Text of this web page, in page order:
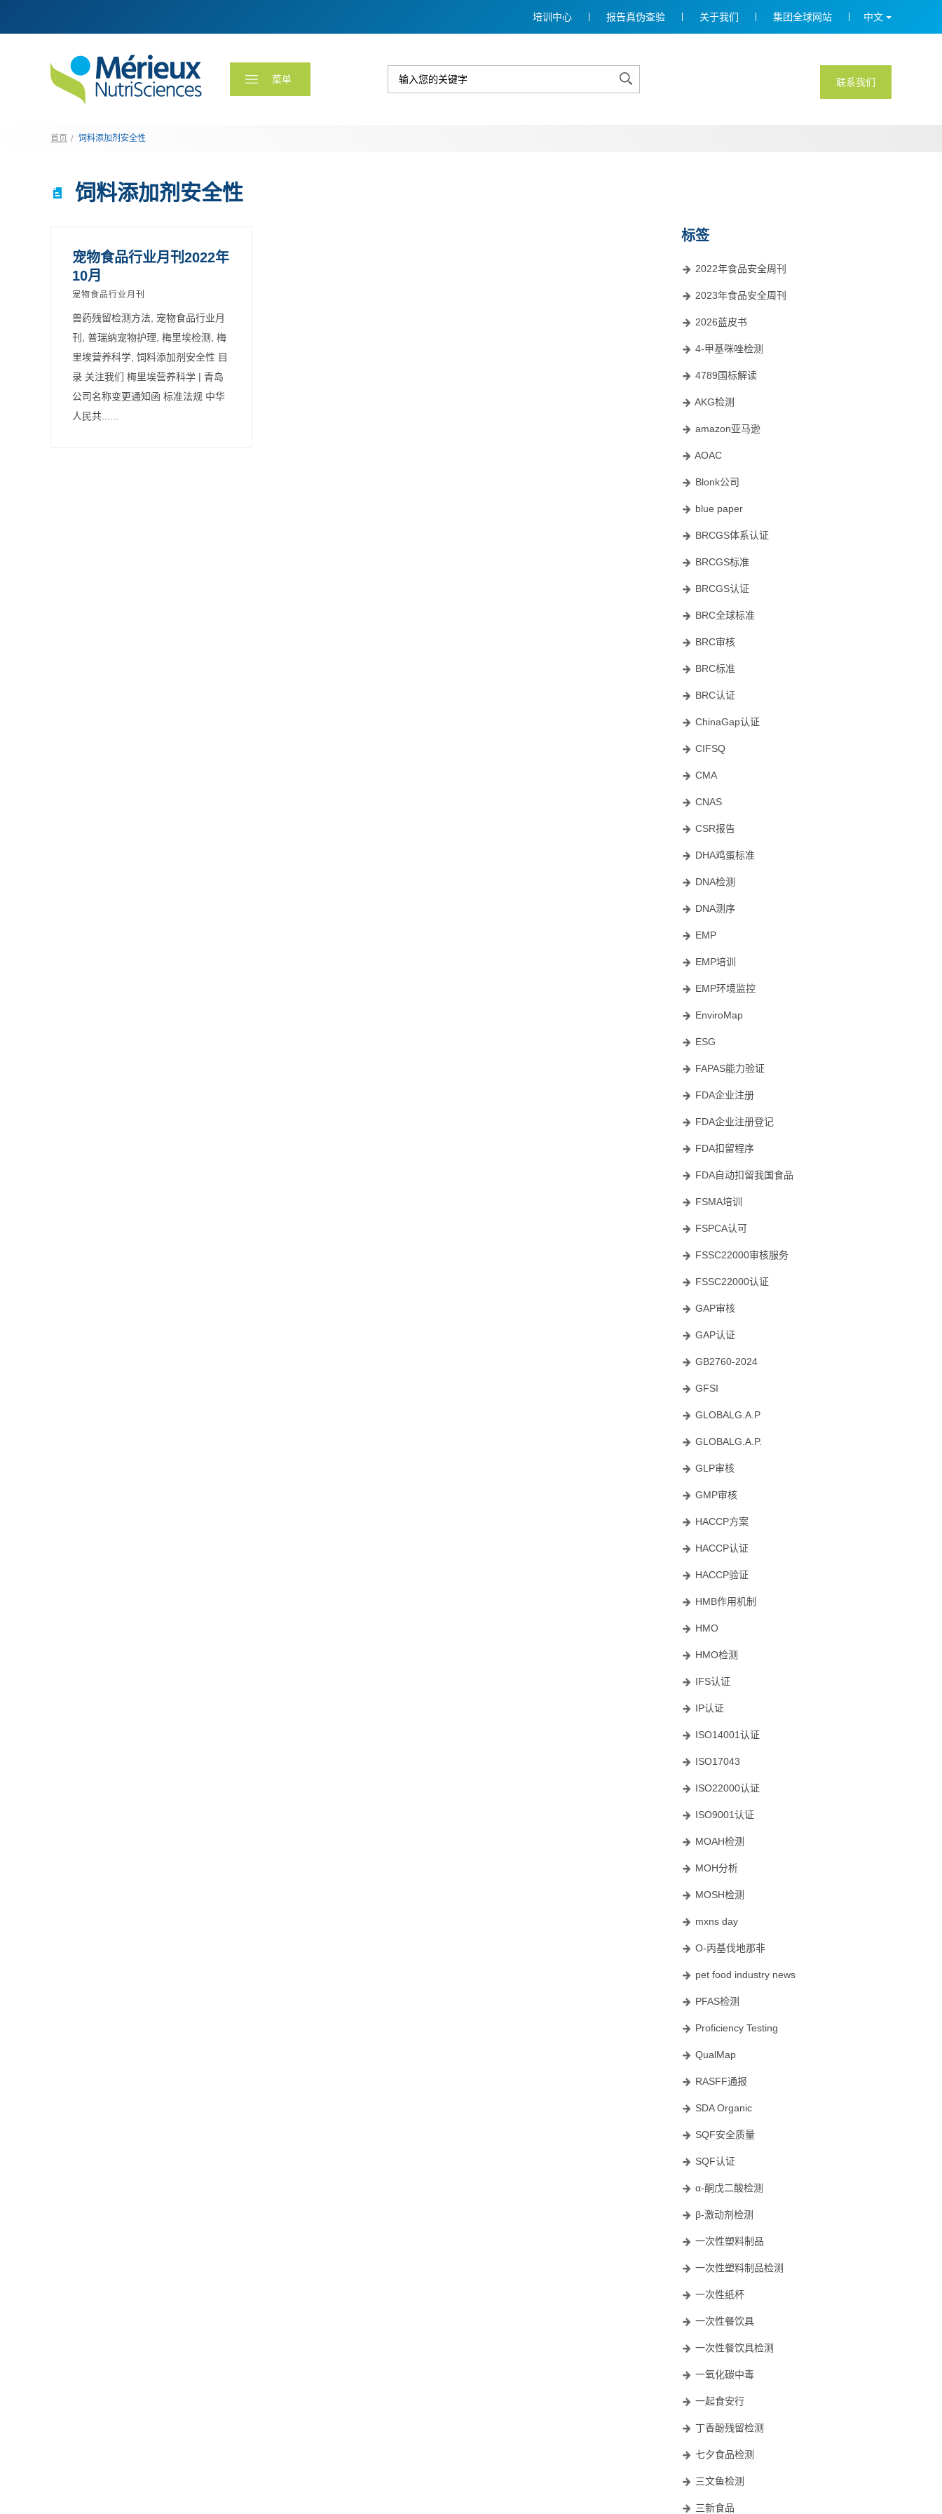
中文
培训中心 报告真伪查验 关于我们 集团全球网站
菜单 联系我们
首页 饲料添加剂安全性
饲料添加剂安全性
宠物食品行业月刊2022年
10月
宠物食品行业月刊
兽药残留检测方法, 宠物食品行业月
刊, 普瑞纳宠物护理, 梅里埃检测, 梅
里埃营养科学, 饲料添加剂安全性 目
录 关注我们 梅里埃营养科学 | 青岛
公司名称变更通知函 标准法规 中华
人民共......
标签
2022年食品安全周刊
2023年食品安全周刊
2026蓝皮书
4-甲基咪唑检测
4789国标解读
AKG检测
amazon亚马逊
AOAC
Blonk公司
blue paper
BRCGS体系认证
BRCGS标准
BRCGS认证
BRC全球标准
BRC审核
BRC标准
BRC认证
ChinaGap认证
CIFSQ
CMA
CNAS
CSR报告
DHA鸡蛋标准
DNA检测
DNA测序
EMP
EMP培训
EMP环境监控
EnviroMap
ESG
FAPAS能力验证
FDA企业注册
FDA企业注册登记
FDA扣留程序
FDA自动扣留我国食品
FSMA培训
FSPCA认可
FSSC22000审核服务
FSSC22000认证
GAP审核
GAP认证
GB2760-2024
GFSI
GLOBALG.A.P
GLOBALG.A.P.
GLP审核
GMP审核
HACCP方案
HACCP认证
HACCP验证
HMB作用机制
HMO
HMO检测
IFS认证
IP认证
ISO14001认证
ISO17043
ISO22000认证
ISO9001认证
MOAH检测
MOH分析
MOSH检测
mxns day
O-丙基伐地那非
pet food industry news
PFAS检测
Proficiency Testing
QualMap
RASFF通报
SDA Organic
SQF安全质量
SQF认证
α-酮戊二酸检测
β-激动剂检测
一次性塑料制品
一次性塑料制品检测
一次性纸杯
一次性餐饮具
一次性餐饮具检测
一氧化碳中毒
一起食安行
丁香酚残留检测
七夕食品检测
三文鱼检测
三新食品